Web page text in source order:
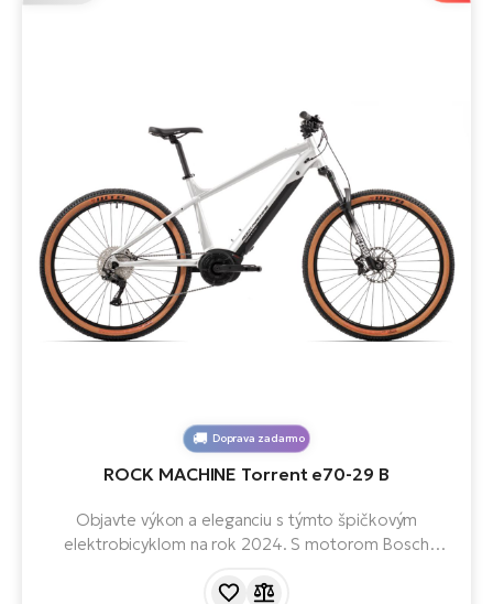
Doprava zadarmo
ROCK MACHINE Torrent e70-29 B
Objavte výkon a eleganciu s týmto špičkovým
elektrobicyklom na rok 2024. S motorom Bosch
zvládnete každú trasu. Pripravte sa na nezabudnuteľné